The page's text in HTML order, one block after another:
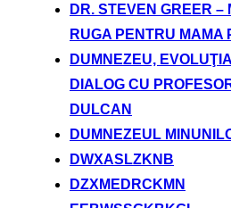
DR. STEVEN GREER –
RUGA PENTRU MAMA
DUMNEZEU,
DIALOG CU
DULCAN
DUMNEZEUL
DWXASLZKNB
DZXMEDRCKMN